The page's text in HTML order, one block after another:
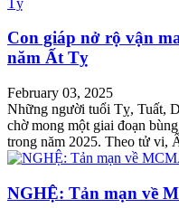
Con giáp nở rộ vận
năm Ất Tỵ
February 03, 2025
Những người tuổi Tỵ, Tuất,
chờ mong một giai đoạn
trong năm 2025. Theo tử vi,
NGHỆ: Tản mạn về